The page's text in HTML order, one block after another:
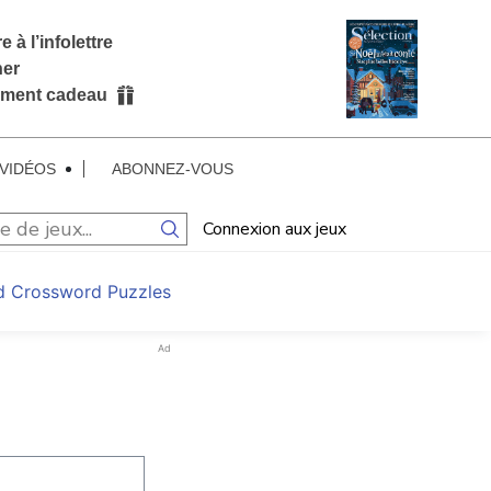
à l’infolettre
cadeau
ABONNEZ-VOUS
Connexion aux jeux
Crossword Puzzles
Ad